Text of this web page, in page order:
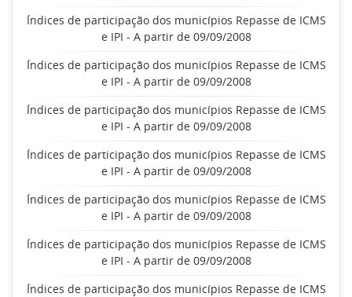
Índices de participação dos municípios Repasse de ICMS
e IPI - A partir de 09/09/2008
Índices de participação dos municípios Repasse de ICMS
e IPI - A partir de 09/09/2008
Índices de participação dos municípios Repasse de ICMS
e IPI - A partir de 09/09/2008
Índices de participação dos municípios Repasse de ICMS
e IPI - A partir de 09/09/2008
Índices de participação dos municípios Repasse de ICMS
e IPI - A partir de 09/09/2008
Índices de participação dos municípios Repasse de ICMS
e IPI - A partir de 09/09/2008
Índices de participação dos municípios Repasse de ICMS